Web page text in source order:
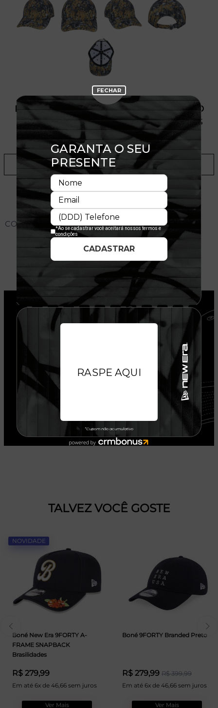
PRODUTO SEM ESTOQUE DÍSPONÍVEL NO
SITE, CONSULTE A DISPONIBILIDADE NAS
LOJAS
ADICIONAR A LISTA DE DESEJOS
CONHEÇA O MODELO DO BONÉ
TALVEZ VOCÊ GOSTE
NOVIDADE
Boné New Era 9FORTY A-
FRAME SNAPBACK
Brasilidades
R$ 279,99
Em até 6x de 46,66 sem juros
Ver Mais
Boné 9FORTY Branded Preto
R$ 279,99 R$ 399,99
Em até 6x de 46,66 sem juros
Ver Mais